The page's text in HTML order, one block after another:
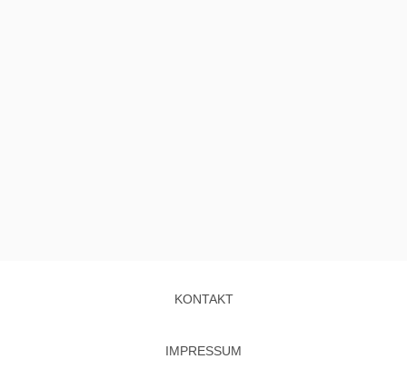
KONTAKT
IMPRESSUM